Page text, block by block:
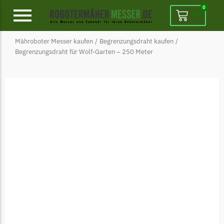
Alpina
0
Mähroboter Messer kaufen / Begrenzungsdraht kaufen /
Begrenzungsdraht für Wolf-Garten – 250 Meter